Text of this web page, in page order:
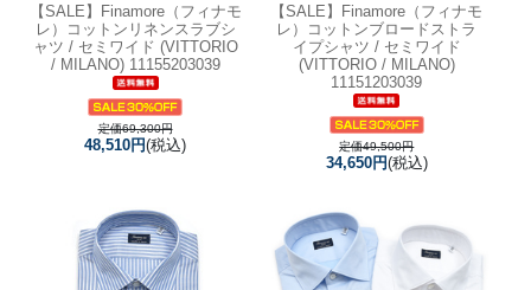
【SALE】
Finamore（フィナモ
レ）コットンリネンスラブシ
ャツ / セミワイド (VITTORIO
/ MILANO) 11155203039
定価69,300円
48,510円(税込)
【SALE】
Finamore（フィナモ
レ）コットンブロードストラ
イプシャツ / セミワイド
(VITTORIO / MILANO)
11151203039
定価49,500円
34,650円(税込)